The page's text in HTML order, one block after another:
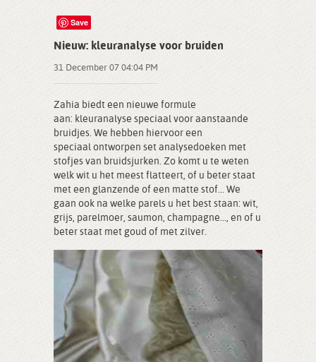
Save
Nieuw: kleuranalyse voor bruiden
31 December 07 04:04 PM
Zahia biedt een nieuwe formule
aan: kleuranalyse speciaal voor aanstaande
bruidjes. We hebben hiervoor een
speciaal ontworpen set analysedoeken met
stofjes van bruidsjurken. Zo komt u te weten
welk wit u het meest flatteert, of u beter staat
met een glanzende of een matte stof... We
gaan ook na welke parels u het best staan: wit,
grijs, parelmoer, saumon, champagne..., en of u
beter staat met goud of met zilver.